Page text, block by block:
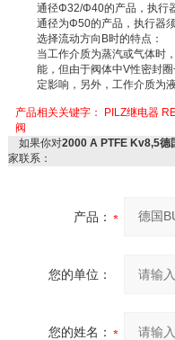
通径Φ32/Φ40的产品，执行
通径为Φ50的产品，执行器须
选择流动方向B时的特点：
当工作介质为蒸汽或气体时，
能，但由于阀体中V性密封圈
定影响，另外，工作介质为液
产品相关关键字： PILZ继电器
阀
如果你对2000 A PTFE Kv8,5德
家联系：
产品：
您的单位：
您的姓名：